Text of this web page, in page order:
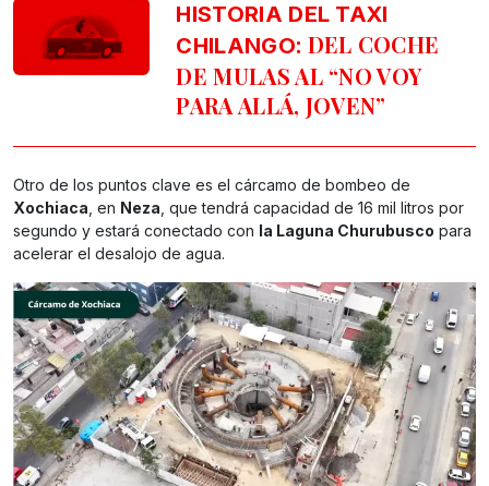
HISTORIA DEL TAXI
CHILANGO: DEL COCHE
DE MULAS AL “NO VOY
PARA ALLÁ, JOVEN”
Otro de los puntos clave es el cárcamo de bombeo de
Xochiaca, en Neza, que tendrá capacidad de 16 mil litros por
segundo y estará conectado con la Laguna Churubusco para
acelerar el desalojo de agua.